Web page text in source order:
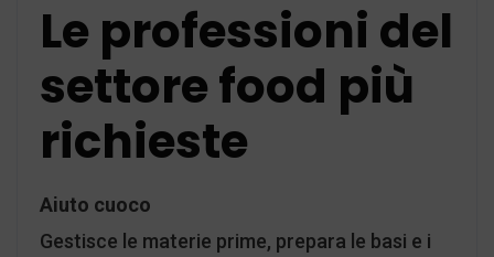
Le professioni del
settore food più
richieste
Aiuto cuoco
Gestisce le materie prime, prepara le basi e i